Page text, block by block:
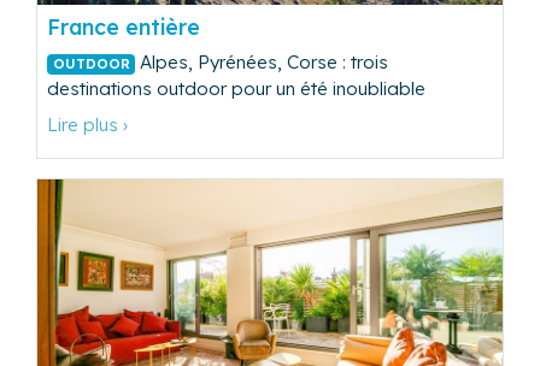
France entière
OUTDOOR
Alpes, Pyrénées, Corse : trois
destinations outdoor pour un été inoubliable
Lire plus ›